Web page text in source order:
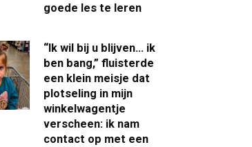
goede les te leren
“Ik wil bij u blijven… ik
ben bang,” fluisterde
een klein meisje dat
plotseling in mijn
winkelwagentje
verscheen: ik nam
contact op met een